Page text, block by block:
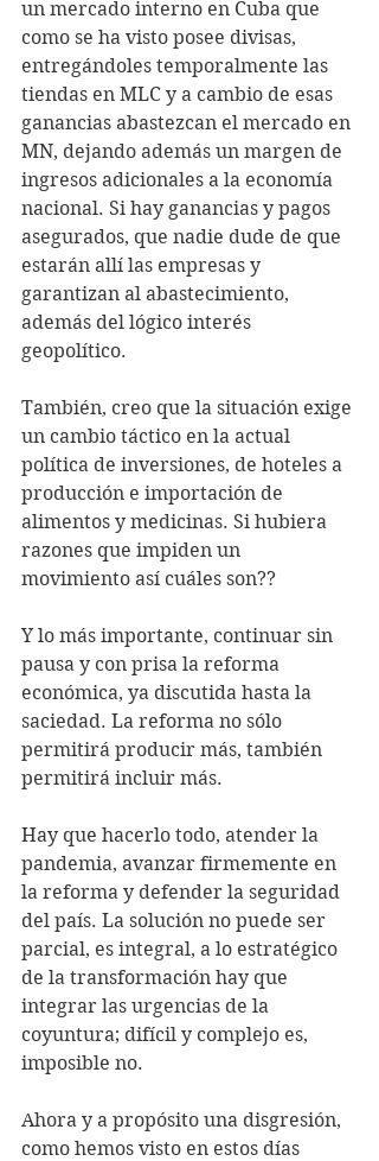
un mercado interno en Cuba que
como se ha visto posee divisas,
entregándoles temporalmente las
tiendas en MLC y a cambio de esas
ganancias abastezcan el mercado en
MN, dejando además un margen de
ingresos adicionales a la economía
nacional. Si hay ganancias y pagos
asegurados, que nadie dude de que
estarán allí las empresas y
garantizan al abastecimiento,
además del lógico interés
geopolítico.
También, creo que la situación exige
un cambio táctico en la actual
política de inversiones, de hoteles a
producción e importación de
alimentos y medicinas. Si hubiera
razones que impiden un
movimiento así cuáles son??
Y lo más importante, continuar sin
pausa y con prisa la reforma
económica, ya discutida hasta la
saciedad. La reforma no sólo
permitirá producir más, también
permitirá incluir más.
Hay que hacerlo todo, atender la
pandemia, avanzar firmemente en
la reforma y defender la seguridad
del país. La solución no puede ser
parcial, es integral, a lo estratégico
de la transformación hay que
integrar las urgencias de la
coyuntura; difícil y complejo es,
imposible no.
Ahora y a propósito una disgresión,
como hemos visto en estos días